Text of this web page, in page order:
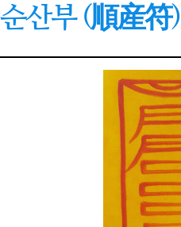
순산부 (順産符)